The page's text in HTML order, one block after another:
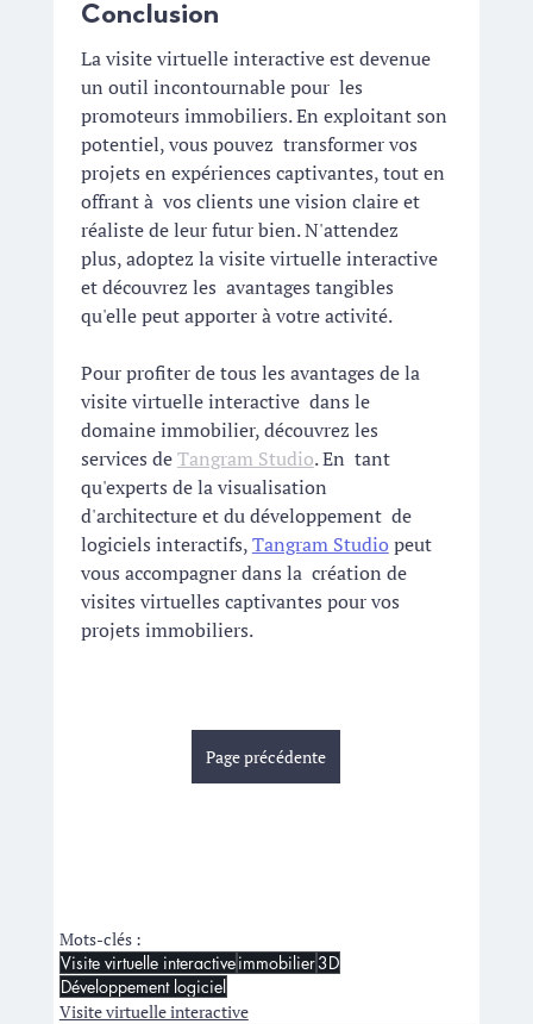
Conclusion
La visite virtuelle interactive est devenue
un outil incontournable pour  les
promoteurs immobiliers. En exploitant son
potentiel, vous pouvez  transformer vos
projets en expériences captivantes, tout en
offrant à  vos clients une vision claire et
réaliste de leur futur bien. N'attendez
plus, adoptez la visite virtuelle interactive
et découvrez les  avantages tangibles
qu'elle peut apporter à votre activité.
Pour profiter de tous les avantages de la
visite virtuelle interactive  dans le
domaine immobilier, découvrez les
services de Tangram Studio. En  tant
qu'experts de la visualisation
d'architecture et du développement  de
logiciels interactifs, Tangram Studio peut
vous accompagner dans la  création de
visites virtuelles captivantes pour vos
projets immobiliers.
Page précédente
Mots-clés :
Visite virtuelle interactiveimmobilier3D
Développement logiciel
Visite virtuelle interactive